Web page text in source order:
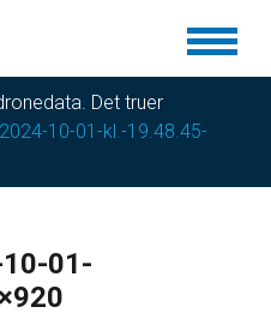
Det truer
10-01-kl.-19.48.45-
01-